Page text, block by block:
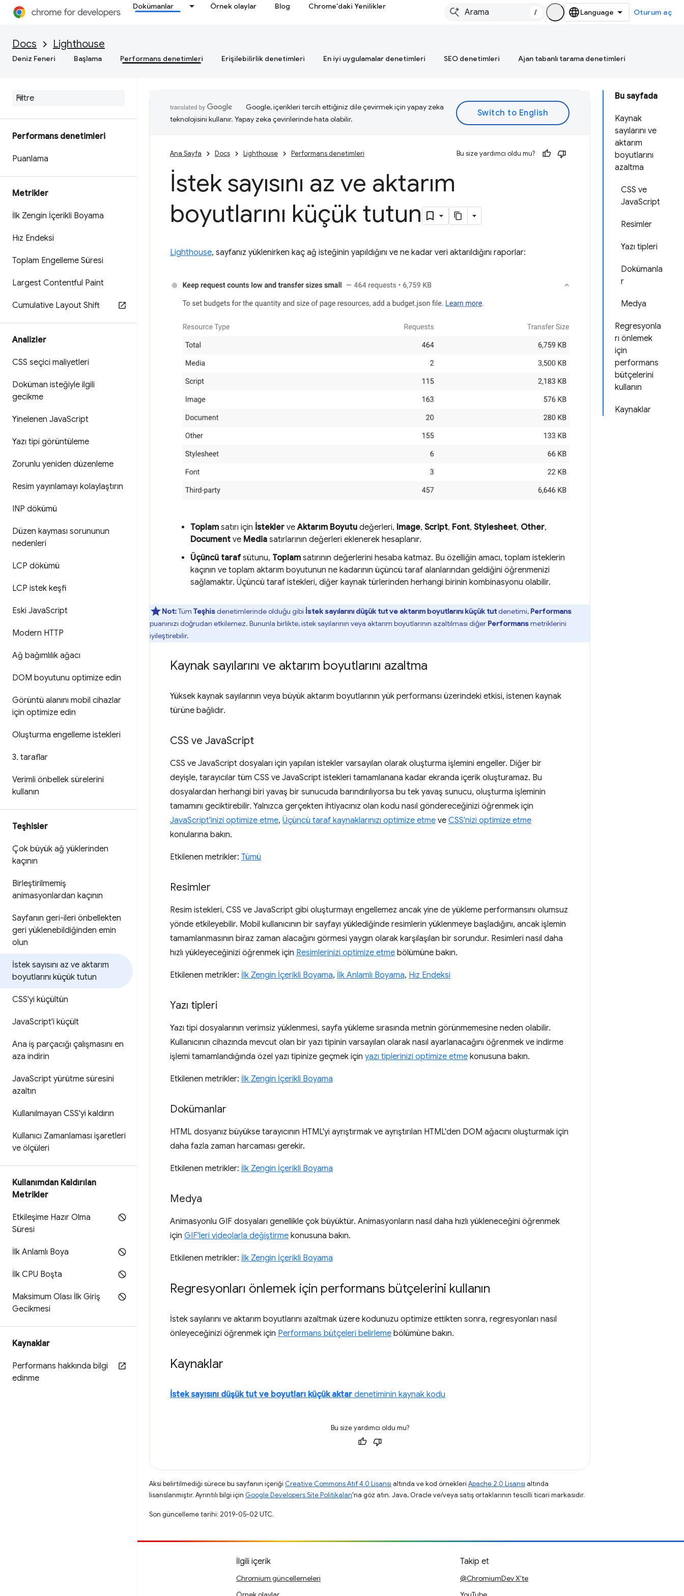
Dokümanlar Örnek olaylar Blog Chrome'daki Yenilikler
/ Oturum aç
Docs Lighthouse
Deniz Feneri Başlama Performans denetimleri Erişilebilirlik denetimleri En iyi uygulamalar denetimleri SEO denetimleri Ajan tabanlı tarama denetimleri
Performans denetimleri
Puanlama
Metrikler
İlk Zengin İçerikli Boyama
Hız Endeksi
Toplam Engelleme Süresi
Largest Contentful Paint
Cumulative Layout Shift
Analizler
CSS seçici maliyetleri
Doküman isteğiyle ilgili
gecikme
Yinelenen JavaScript
Yazı tipi görüntüleme
Zorunlu yeniden düzenleme
Resim yayınlamayı kolaylaştırın
INP dökümü
Düzen kayması sorununun
nedenleri
LCP dökümü
LCP istek keşfi
Eski JavaScript
Modern HTTP
Ağ bağımlılık ağacı
DOM boyutunu optimize edin
Görüntü alanını mobil cihazlar
için optimize edin
Oluşturma engelleme istekleri
3. taraflar
Verimli önbellek sürelerini
kullanın
Teşhisler
Çok büyük ağ yüklerinden
kaçının
Birleştirilmemiş
animasyonlardan kaçının
Sayfanın geri-ileri önbellekten
geri yüklenebildiğinden emin
olun
İstek sayısını az ve aktarım
boyutlarını küçük tutun
CSS'yi küçültün
JavaScript'i küçült
Ana iş parçacığı çalışmasını en
aza indirin
JavaScript yürütme süresini
azaltın
Kullanılmayan CSS'yi kaldırın
Kullanıcı Zamanlaması işaretleri
ve ölçüleri
Kullanımdan Kaldırılan
Metrikler
Etkileşime Hazır Olma
Süresi
İlk Anlamlı Boya
İlk CPU Boşta
Maksimum Olası İlk Giriş
Gecikmesi
Kaynaklar
Performans hakkında bilgi
edinme
Bu sayfada
Kaynak
sayılarını ve
aktarım
boyutlarını
azaltma
CSS ve
JavaScript
Resimler
Yazı tipleri
Dokümanla
r
Medya
Regresyonla
rı önlemek
için
performans
bütçelerini
kullanın
Kaynaklar
Google, içerikleri tercih ettiğiniz dile çevirmek için yapay zeka
teknolojisini kullanır. Yapay zeka çevirilerinde hata olabilir.
Ana Sayfa Docs Lighthouse Performans denetimleri Bu size yardımcı oldu mu?
İstek sayısını az ve aktarım
boyutlarını küçük tutun
Lighthouse, sayfanız yüklenirken kaç ağ isteğinin yapıldığını ve ne kadar veri aktarıldığını raporlar:
Toplam satırı için İstekler veAktarım Boyutu değerleri, Image, Script, Font, Stylesheet, Other,
Document ve Media satırlarının değerleri eklenerek hesaplanır.
Üçüncü tarafsütunu, Toplam satırının değerlerini hesaba katmaz. Bu özelliğin amacı, toplam isteklerin
kaçının ve toplam aktarım boyutunun ne kadarının üçüncü taraf alanlarından geldiğini öğrenmenizi
sağlamaktır. Üçüncü taraf istekleri, diğer kaynak türlerinden herhangi birinin kombinasyonu olabilir.
Not:Tüm Teşhisdenetimlerinde olduğu gibi İstek sayılarını düşük tut ve aktarım boyutlarını küçük tutdenetimi, Performans
puanınızı doğrudan etkilemez. Bununla birlikte, istek sayılarının veya aktarım boyutlarının azaltılması diğer Performansmetriklerini
iyileştirebilir.
Kaynak sayılarını ve aktarım boyutlarını azaltma
Yüksek kaynak sayılarının veya büyük aktarım boyutlarının yük performansı üzerindeki etkisi, istenen kaynak
türüne bağlıdır.
CSS ve JavaScript
CSS ve JavaScript dosyaları için yapılan istekler varsayılan olarak oluşturma işlemini engeller. Diğer bir
deyişle, tarayıcılar tüm CSS ve JavaScript istekleri tamamlanana kadar ekranda içerik oluşturamaz. Bu
dosyalardan herhangi biri yavaş bir sunucuda barındırılıyorsa bu tek yavaş sunucu, oluşturma işleminin
tamamını geciktirebilir. Yalnızca gerçekten ihtiyacınız olan kodu nasıl göndereceğinizi öğrenmek için
JavaScript'inizi optimize etme, Üçüncü taraf kaynaklarınızı optimize etme ve CSS'nizi optimize etme
konularına bakın.
Etkilenen metrikler: Tümü
Resimler
Resim istekleri, CSS ve JavaScript gibi oluşturmayı engellemez ancak yine de yükleme performansını olumsuz
yönde etkileyebilir. Mobil kullanıcının bir sayfayı yüklediğinde resimlerin yüklenmeye başladığını, ancak işlemin
tamamlanmasının biraz zaman alacağını görmesi yaygın olarak karşılaşılan bir sorundur. Resimleri nasıl daha
hızlı yükleyeceğinizi öğrenmek için Resimlerinizi optimize etme bölümüne bakın.
Etkilenen metrikler: İlk Zengin İçerikli Boyama, İlk Anlamlı Boyama, Hız Endeksi
Yazı tipleri
Yazı tipi dosyalarının verimsiz yüklenmesi, sayfa yükleme sırasında metnin görünmemesine neden olabilir.
Kullanıcının cihazında mevcut olan bir yazı tipinin varsayılan olarak nasıl ayarlanacağını öğrenmek ve indirme
işlemi tamamlandığında özel yazı tipinize geçmek için yazı tiplerinizi optimize etme konusuna bakın.
Etkilenen metrikler: İlk Zengin İçerikli Boyama
Dokümanlar
HTML dosyanız büyükse tarayıcının HTML'yi ayrıştırmak ve ayrıştırılan HTML'den DOM ağacını oluşturmak için
daha fazla zaman harcaması gerekir.
Etkilenen metrikler: İlk Zengin İçerikli Boyama
Medya
Animasyonlu GIF dosyaları genellikle çok büyüktür. Animasyonların nasıl daha hızlı yükleneceğini öğrenmek
için GIF'leri videolarla değiştirme konusuna bakın.
Etkilenen metrikler: İlk Zengin İçerikli Boyama
Regresyonları önlemek için performans bütçelerini kullanın
İstek sayılarını ve aktarım boyutlarını azaltmak üzere kodunuzu optimize ettikten sonra, regresyonları nasıl
önleyeceğinizi öğrenmek için Performans bütçeleri belirleme bölümüne bakın.
Kaynaklar
İstek sayısını düşük tut ve boyutları küçük aktar denetiminin kaynak kodu
Bu size yardımcı oldu mu?
Aksi belirtilmediği sürece bu sayfanın içeriği Creative Commons Atıf 4.0 Lisansı altında ve kod örnekleri Apache 2.0 Lisansı altında
lisanslanmıştır. Ayrıntılı bilgi için Google Developers Site Politikaları'na göz atın. Java, Oracle ve/veya satış ortaklarının tescilli ticari markasıdır.
Son güncelleme tarihi: 2019-05-02 UTC.
İlgili içerik
Chromium güncellemeleri
Takip et
@ChromiumDev X'te